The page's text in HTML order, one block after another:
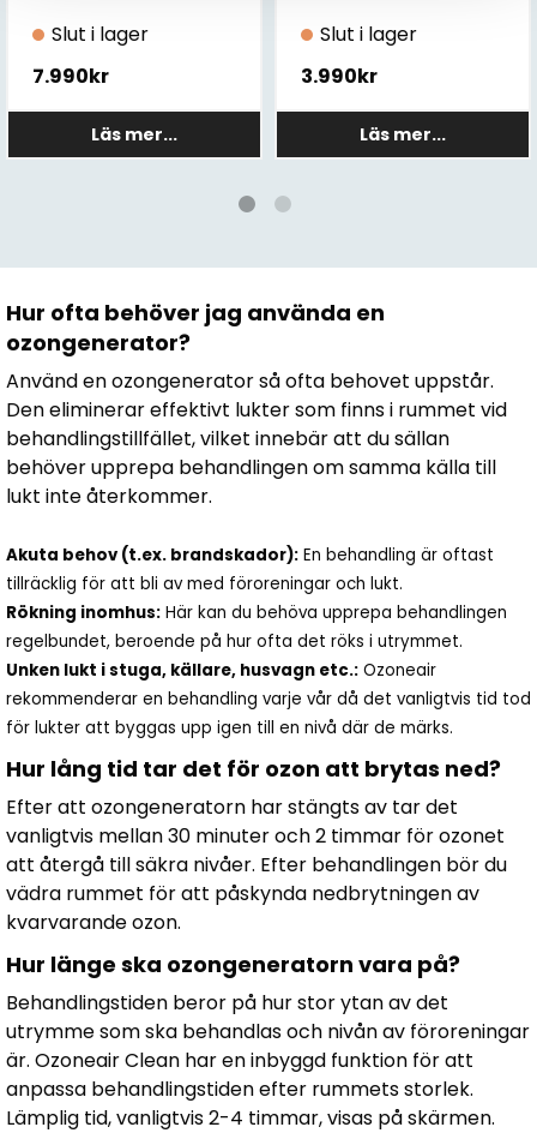
Slut i lager
7.990kr
Läs mer...
Slut i lager
3.990kr
Läs mer...
Hur ofta behöver jag använda en
ozongenerator?
Använd en ozongenerator så ofta behovet uppstår.
Den eliminerar effektivt lukter som finns i rummet vid
behandlingstillfället, vilket innebär att du sällan
behöver upprepa behandlingen om samma källa till
lukt inte återkommer.
Akuta behov (t.ex. brandskador): En behandling är oftast
tillräcklig för att bli av med föroreningar och lukt.
Rökning inomhus: Här kan du behöva upprepa behandlingen
regelbundet, beroende på hur ofta det röks i utrymmet.
Unken lukt i stuga, källare, husvagn etc.: Ozoneair
rekommenderar en behandling varje vår då det vanligtvis tid tod
för lukter att byggas upp igen till en nivå där de märks.
Hur lång tid tar det för ozon att brytas ned?
Efter att ozongeneratorn har stängts av tar det
vanligtvis mellan 30 minuter och 2 timmar för ozonet
att återgå till säkra nivåer. Efter behandlingen bör du
vädra rummet för att påskynda nedbrytningen av
kvarvarande ozon.
Hur länge ska ozongeneratorn vara på?
Behandlingstiden beror på hur stor ytan av det
utrymme som ska behandlas och nivån av föroreningar
är. Ozoneair Clean har en inbyggd funktion för att
anpassa behandlingstiden efter rummets storlek.
Lämplig tid, vanligtvis 2-4 timmar, visas på skärmen.